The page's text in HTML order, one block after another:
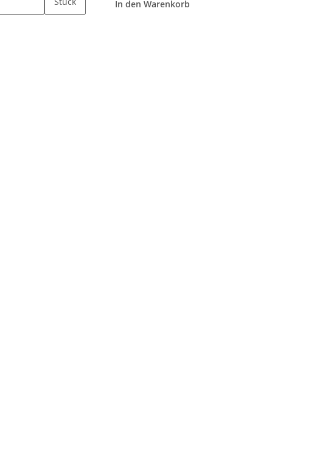
In den Warenkorb